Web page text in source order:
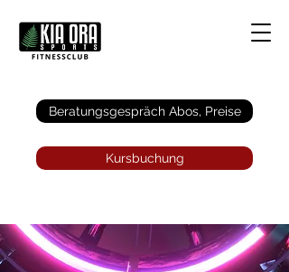
Beratungsgespräch Abos, Preise
Kursbuchung